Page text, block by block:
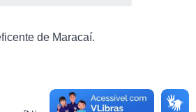
de Maracaí.